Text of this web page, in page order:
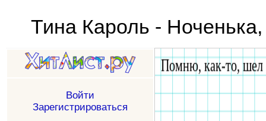
Тина Кароль -
Войти
Зарегистрироваться